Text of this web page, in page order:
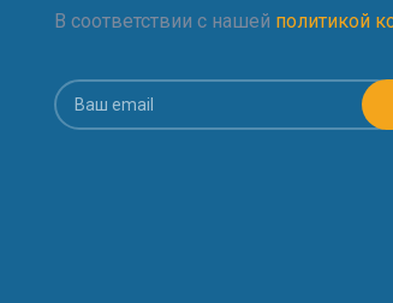
В соответствии с нашей политикой